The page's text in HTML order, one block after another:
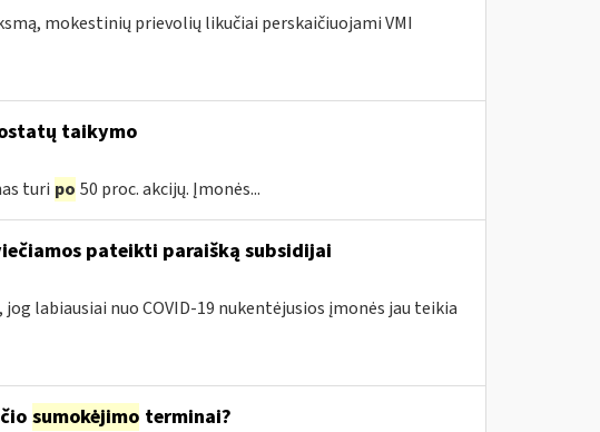
mokestinių prievolių likučiai perskaičiuojami VMI
taikymo
turi po 50 proc. akcijų. Įmonės...
pateikti paraišką subsidijai
labiausiai nuo COVID-19 nukentėjusios įmonės jau teikia
sumokėjimo terminai?